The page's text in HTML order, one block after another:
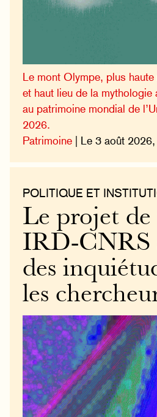
Le mont Olympe, plus
et haut lieu de la mythologie
au patrimoine mondial de
2026.
Patrimoine | Le 3 août
POLITIQUE ET
Le projet de
IRD-CNRS
des
les